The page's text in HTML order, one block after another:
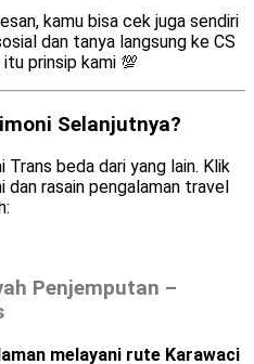
kamu bisa cek juga sendiri
dan tanya langsung ke CS
prinsip kami 💯
Selanjutnya?
Trans beda dari yang lain. Klik
rasain pengalaman travel
Penjemputan –
melayani rute Karawaci